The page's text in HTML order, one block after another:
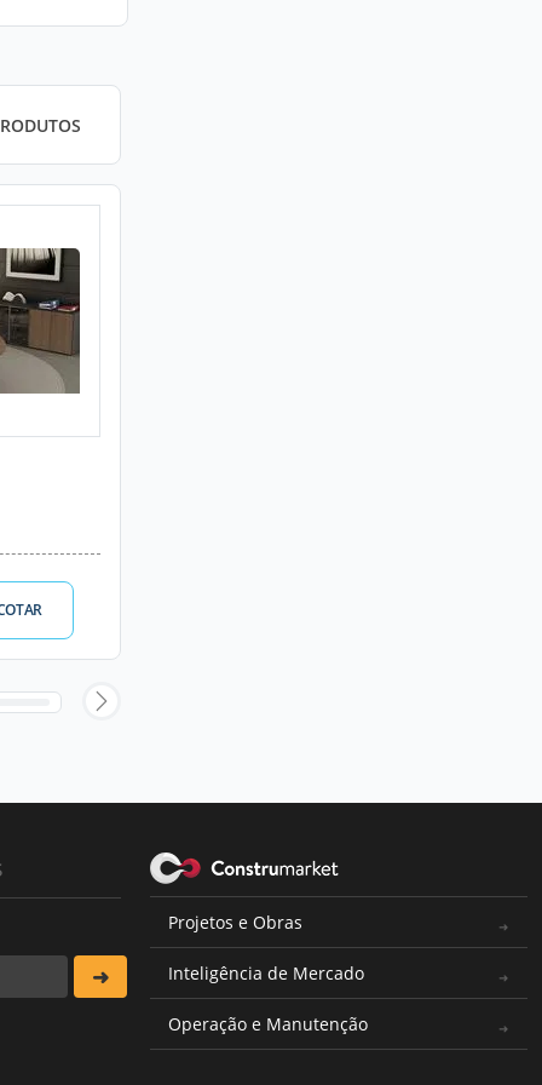
Projetos e Obras
Inteligência de Mercado
Operação e Manutenção